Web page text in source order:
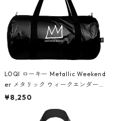
LOQI ローキー Metallic Weekend
er メタリック ウィークエンダー
ボストンバッグ ショルダーバッグ
Black ジャン=ミッシェル・バスキ
¥8,250